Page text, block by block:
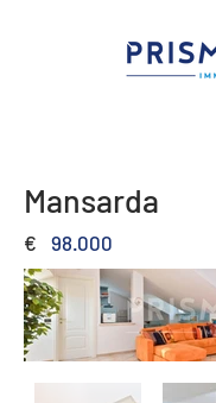
Mansarda
98.000
€